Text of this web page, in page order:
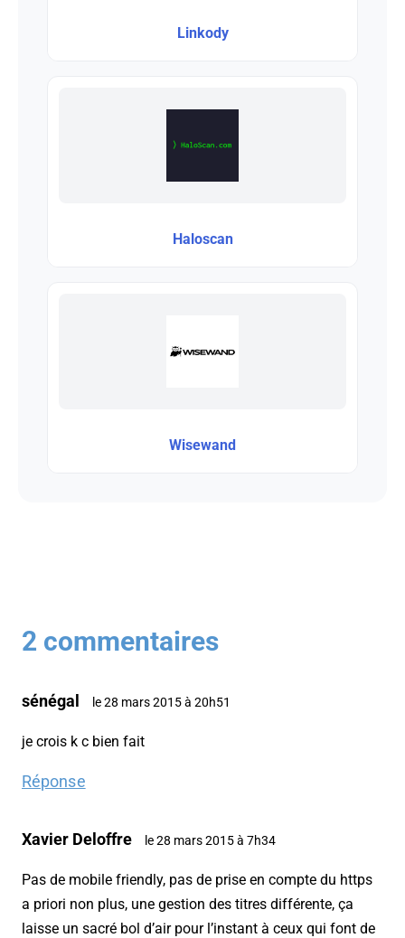
Linkody
Haloscan
Wisewand
2 commentaires
sénégal le 28 mars 2015 à 20h51
je crois k c bien fait
Réponse
Xavier Deloffre le 28 mars 2015 à 7h34
Pas de mobile friendly, pas de prise en compte du https
a priori non plus, une gestion des titres différente, ça
laisse un sacré bol d’air pour l’instant à ceux qui font de